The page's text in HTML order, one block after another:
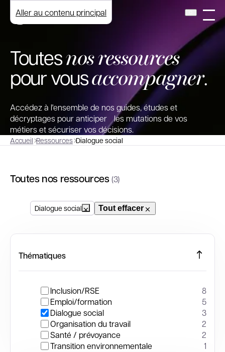
Aller au contenu principal
Toutesnos ressources
pour vousaccompagner.
Accédez à l'ensemble de nos guides, études et
décryptages pour anticiper les mutations de vos
métiers et sécuriser vos décisions.
Accueil Ressources Dialogue social
Toutes nos ressources(3)
Dialogue social Tout effacer
Thématiques
Inclusion/RSE
8
Emploi/formation
5
Dialogue social
3
Organisation du travail
2
Santé / prévoyance
2
Transition environnementale
1